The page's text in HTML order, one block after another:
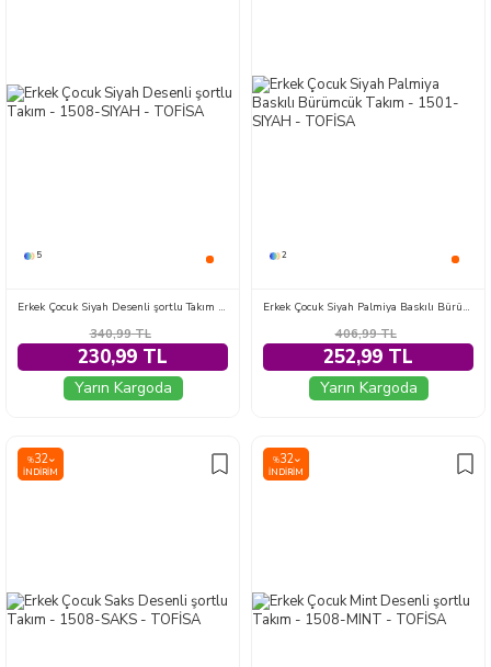
5
Erkek Çocuk Siyah Desenli şortlu Takım - 1508-SIYAH
340,99TL
230,99 TL
Yarın Kargoda
2
Erkek Çocuk Siyah Palmiya Baskılı Bürümcük Takım - 1501-SIYAH
406,99TL
252,99 TL
Yarın Kargoda
%32
İNDIRIM
%32
İNDIRIM